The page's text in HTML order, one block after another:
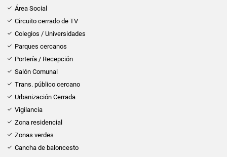
Área Social
Circuito cerrado de TV
Colegios / Universidades
Parques cercanos
Portería / Recepción
Salón Comunal
Trans. público cercano
Urbanización Cerrada
Vigilancia
Zona residencial
Zonas verdes
Cancha de baloncesto